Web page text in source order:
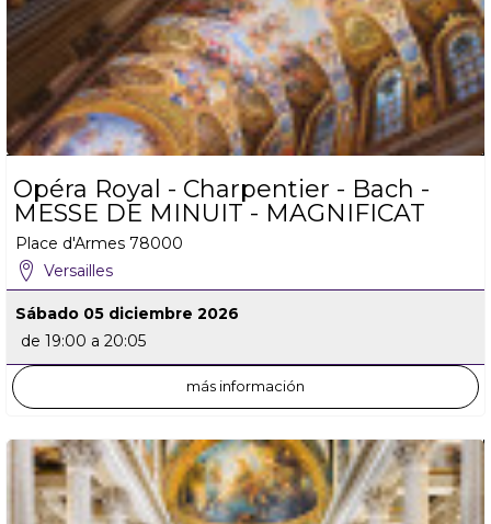
Opéra Royal - Charpentier - Bach -
MESSE DE MINUIT - MAGNIFICAT
Place d'Armes 78000
Versailles
Sábado 05 diciembre 2026
de 19:00 a 20:05
más información